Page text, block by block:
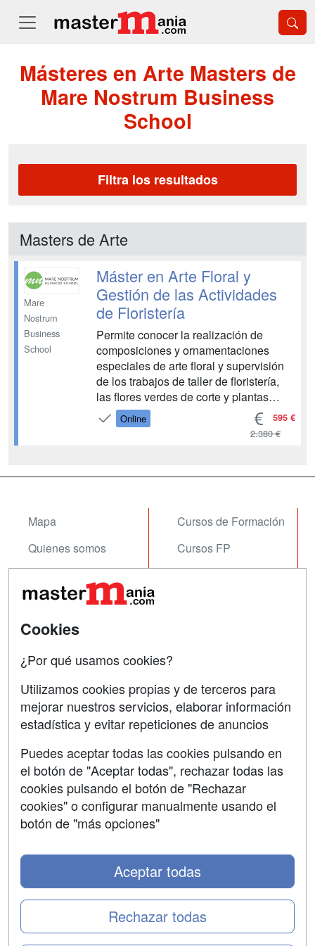
Másteres en Arte Masters de
Mare Nostrum Business
School
Filtra los resultados
Masters de Arte
Mare
Nostrum
Business
School
Máster en Arte Floral y
Gestión de las Actividades
de Floristería
Permite conocer la realización de
composiciones y ornamentaciones
especiales de arte floral y supervisión
de los trabajos de taller de floristería,
las flores verdes de corte y plantas
utilizadas en composiciones, los
materiales, la elaboración de
elaboración y acabado de
Online 595 €
2.380 €
Mapa
Quienes somos
Acceso Usuarios
Acceso Centros
Cursos de Formación
Cursos FP
Contactar
Confidencialidad
Copyleft
SÍGUENOS EN:
Cookies
¿Por qué usamos cookies?
Utilizamos cookies propias y de terceros para
mejorar nuestros servicios, elaborar información
estadística y evitar repeticiones de anuncios
Puedes aceptar todas las cookies pulsando en
el botón de "Aceptar todas", rechazar todas las
cookies pulsando el botón de "Rechazar
cookies" o configurar manualmente usando el
botón de "más opciones"
Rechazar todas
Aceptar todas